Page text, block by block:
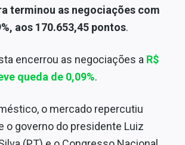
terminou as negociações com
aos 170.653,45 pontos.
encerrou as negociações a R$
queda de 0,09%.
o mercado repercutiu
o governo do presidente Luiz